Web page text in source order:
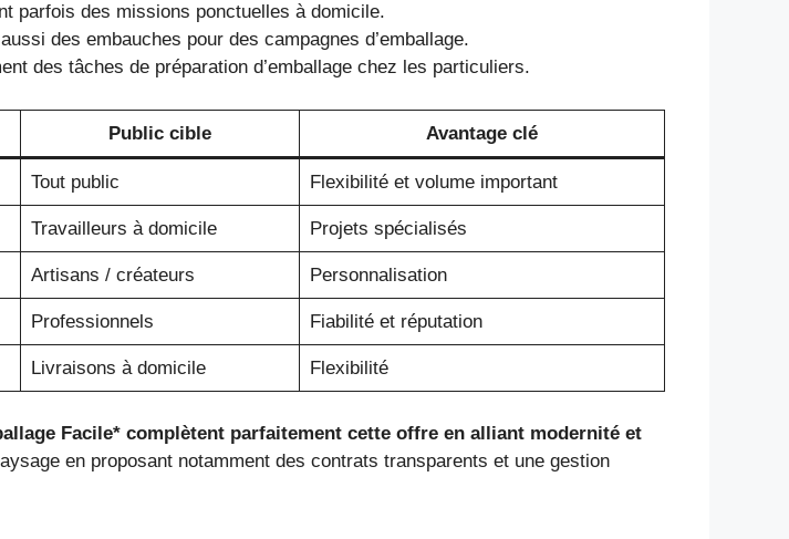
parfois des missions ponctuelles à domicile.
des embauches pour des campagnes d’emballage.
des tâches de préparation d’emballage chez les particuliers.
Public cible Avantage clé
Tout public Flexibilité et volume important
Travailleurs à domicile Projets spécialisés
Artisans / créateurs Personnalisation
Professionnels Fiabilité et réputation
Livraisons à domicile Flexibilité
Facile* complètent parfaitement cette offre en alliant modernité et
en proposant notamment des contrats transparents et une gestion